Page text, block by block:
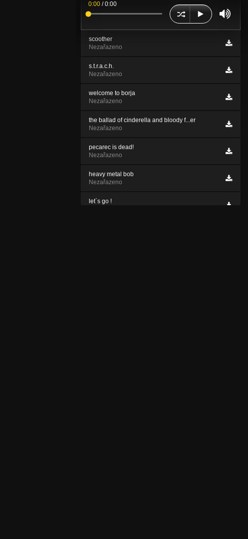
0:00 /0:00
scoother
Nezařazeno
s.t.r.a.c.h.
Nezařazeno
welcome to borja
Nezařazeno
the ballad of cinderella and bloody f...er
Nezařazeno
pecarec is dead!
Nezařazeno
heavy metal bob
Nezařazeno
let´s go !